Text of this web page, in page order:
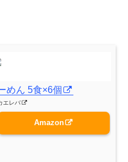
めん 5食×6個
エレバ
Amazon